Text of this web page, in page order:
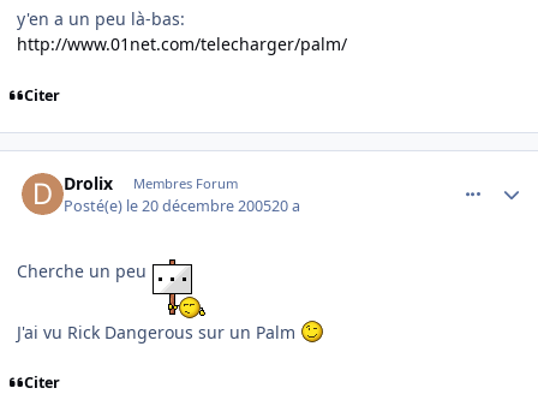
y'en a un peu là-bas:
http://www.01net.com/telecharger/palm/
Citer
Drolix Membres Forum
Posté(e) le 20 décembre 200520 a
Cherche un peu
J'ai vu Rick Dangerous sur un Palm
Citer